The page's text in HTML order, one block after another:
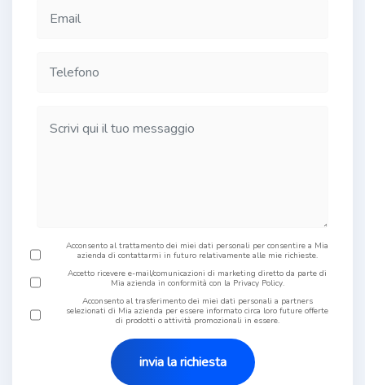
Acconsento al trattamento dei miei dati personali per consentire a Mia
azienda di contattarmi in futuro relativamente alle mie richieste.
Accetto ricevere e-mail/comunicazioni di marketing diretto da parte di
Mia azienda in conformità con la Privacy Policy.
Acconsento al trasferimento dei miei dati personali a partners
selezionati di Mia azienda per essere informato circa loro future offerte
di prodotti o attività promozionali in essere.
invia la richiesta